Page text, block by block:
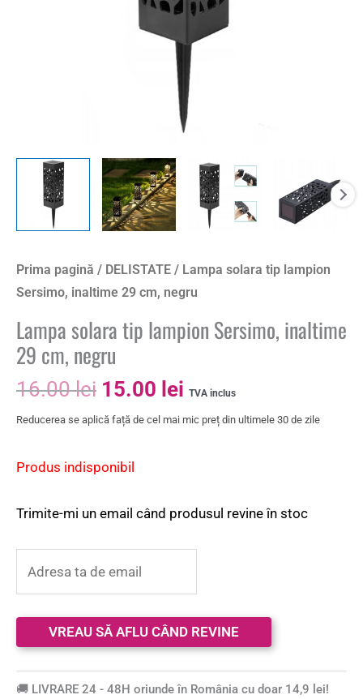
Prima pagină / DELISTATE / Lampa solara tip lampion
Sersimo, inaltime 29 cm, negru
Lampa solara tip lampion Sersimo, inaltime
29 cm, negru
16.00lei 15.00 lei TVA inclus
Reducerea se aplică față de cel mai mic preț din ultimele 30 de zile
Produs indisponibil
Trimite-mi un email când produsul revine în stoc
🚚 LIVRARE 24 - 48H oriunde în România cu doar 14,9 lei!